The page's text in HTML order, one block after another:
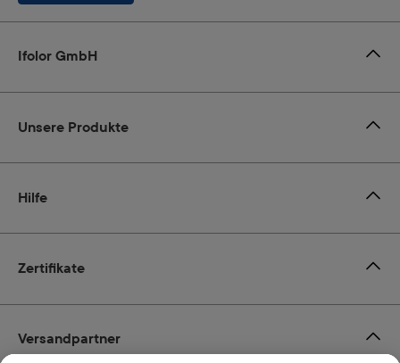
Zertifikate
Ifolor GmbH
Unsere Produkte
Hilfe
Versandpartner